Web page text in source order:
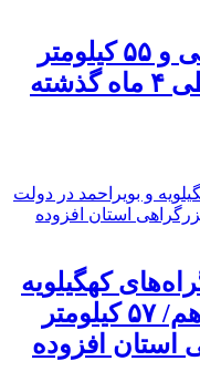
اجرای ۳۵۰ کیلومتر خط‌کشی و ۵۵ کیلومتر
کهگیلویه
و بویراحمد در دولت چهاردهم/ ۵۷ کیلومتر
استان افزوده